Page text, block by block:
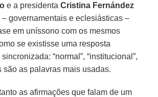
e a presidentaCristina Fernández
– governamentais e eclesiásticas –
em uníssono com os mesmos
se existisse uma resposta
“normal”, “institucional”,
são as palavras mais usadas.
as afirmações que falam de um